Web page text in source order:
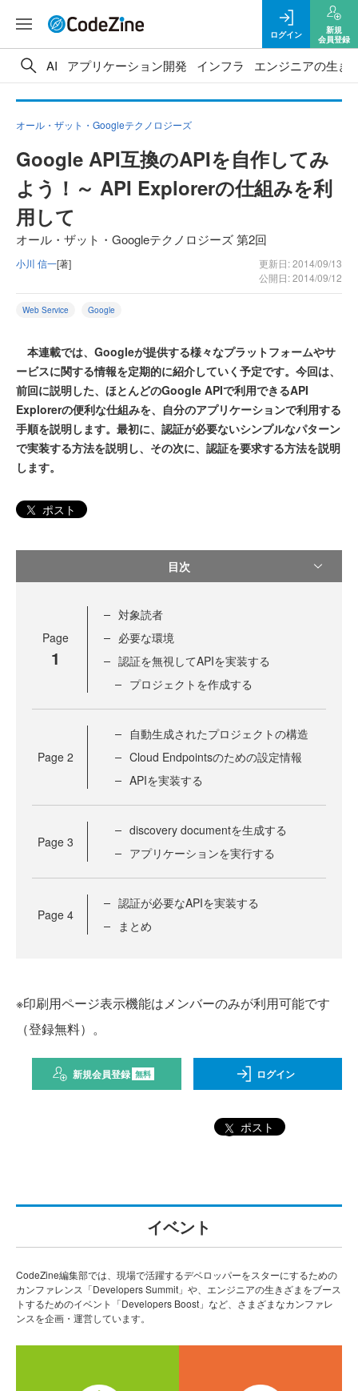
ログイン
新規
会員登録
AI アプリケーション開発 インフラ エンジニアの生き
オール・ザット・Googleテクノロジーズ
Google API互換のAPIを自作してみ
よう！～ API Explorerの仕組みを利
用して
オール・ザット・Googleテクノロジーズ 第2回
小川 信一[著]
更新日: 2014/09/13
公開日: 2014/09/12
Web Service Google
本連載では、Googleが提供する様々なプラットフォームやサ
ービスに関する情報を定期的に紹介していく予定です。今回は、
前回に説明した、ほとんどのGoogle APIで利用できるAPI
Explorerの便利な仕組みを、自分のアプリケーションで利用する
手順を説明します。最初に、認証が必要ないシンプルなパターン
で実装する方法を説明し、その次に、認証を要求する方法を説明
します。
ポスト
目次
Page
1
対象読者
必要な環境
認証を無視してAPIを実装する
プロジェクトを作成する
Page 2
自動生成されたプロジェクトの構造
Cloud Endpointsのための設定情報
APIを実装する
Page 3
discovery documentを生成する
アプリケーションを実行する
Page 4
認証が必要なAPIを実装する
まとめ
※印刷用ページ表示機能はメンバーのみが利用可能です
（登録無料）。
新規会員登録 無料 ログイン
ポスト
イベント
CodeZine編集部では、現場で活躍するデベロッパーをスターにするための
カンファレンス「Developers Summit」や、エンジニアの生きざまをブース
トするためのイベント「Developers Boost」など、さまざまなカンファレ
ンスを企画・運営しています。